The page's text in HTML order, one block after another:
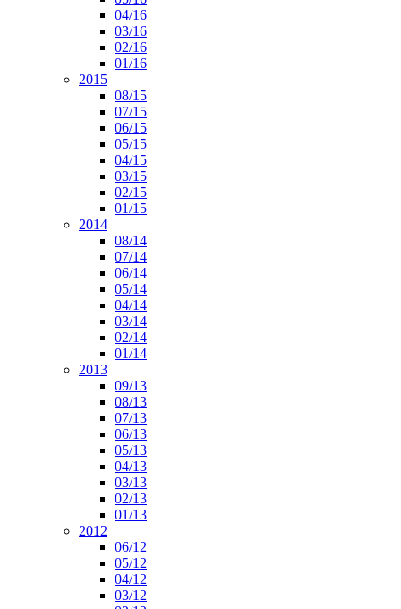
04/16
03/16
02/16
01/16
2015
08/15
07/15
06/15
05/15
04/15
03/15
02/15
01/15
2014
08/14
07/14
06/14
05/14
04/14
03/14
02/14
01/14
2013
09/13
08/13
07/13
06/13
05/13
04/13
03/13
02/13
01/13
2012
06/12
05/12
04/12
03/12